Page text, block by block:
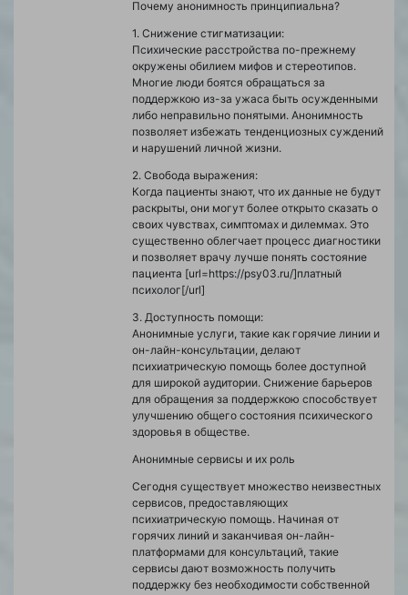
Почему анонимность принципиальна?
1. Снижение стигматизации:
Психические расстройства по-прежнему
окружены обилием мифов и стереотипов.
Многие люди боятся обращаться за
поддержкою из-за ужаса быть осужденными
либо неправильно понятыми. Анонимность
позволяет избежать тенденциозных суждений
и нарушений личной жизни.
2. Свобода выражения:
Когда пациенты знают, что их данные не будут
раскрыты, они могут более открыто сказать о
своих чувствах, симптомах и дилеммах. Это
существенно облегчает процесс диагностики
и позволяет врачу лучше понять состояние
пациента [url=https://psy03.ru/]платный
психолог[/url]
3. Доступность помощи:
Анонимные услуги, такие как горячие линии и
он-лайн-консультации, делают
психиатрическую помощь более доступной
для широкой аудитории. Снижение барьеров
для обращения за поддержкою способствует
улучшению общего состояния психического
здоровья в обществе.
Анонимные сервисы и их роль
Сегодня существует множество неизвестных
сервисов, предоставляющих
психиатрическую помощь. Начиная от
горячих линий и заканчивая он-лайн-
платформами для консультаций, такие
сервисы дают возможность получить
поддержку без необходимости собственной